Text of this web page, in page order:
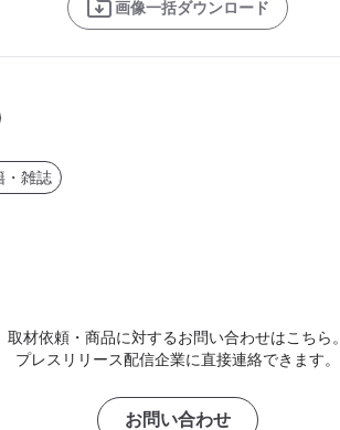
画像一括ダウンロード
・雑誌
取材依頼・商品に対するお問い合わせはこちら。
プレスリリース配信企業に直接連絡できます。
お問い合わせ